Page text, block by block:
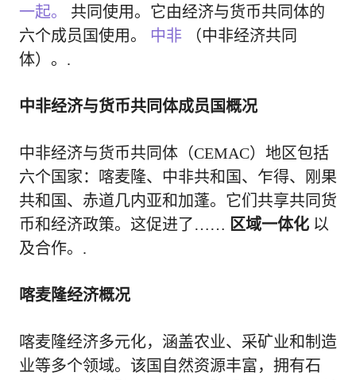
一起。
共同使用。它由经济与货币共同体的
六个成员国使用。 中非 （中非经济共同
体）。.
中非经济与货币共同体成员国概况
中非经济与货币共同体（CEMAC）地区包括
六个国家：喀麦隆、中非共和国、乍得、刚果
共和国、赤道几内亚和加蓬。它们共享共同货
币和经济政策。这促进了…… 区域一体化 以
及合作。.
喀麦隆经济概况
喀麦隆经济多元化，涵盖农业、采矿业和制造
业等多个领域。该国自然资源丰富，拥有石